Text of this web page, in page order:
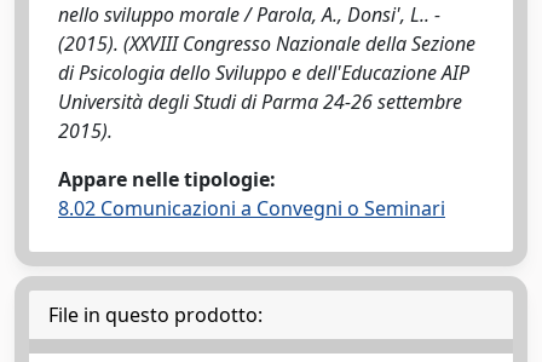
nello sviluppo morale / Parola, A., Donsi', L.. -
(2015). (XXVIII Congresso Nazionale della Sezione
di Psicologia dello Sviluppo e dell'Educazione AIP
Università degli Studi di Parma 24-26 settembre
2015).
Appare nelle tipologie:
8.02 Comunicazioni a Convegni o Seminari
File in questo prodotto: